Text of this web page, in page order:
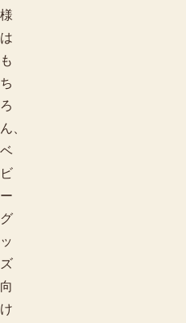
様
は
も
ち
ろ
ん、
ベ
ビ
ー
グ
ッ
ズ
向
け